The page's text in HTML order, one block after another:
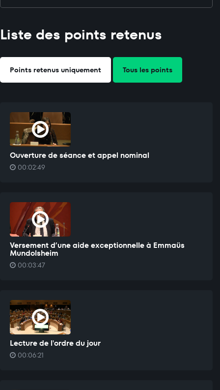
Liste des points retenus
Points retenus uniquement Tous les points
Ouverture de séance et appel nominal
00:02:49
Versement d’une aide exceptionnelle à Emmaüs
Mundolsheim
00:03:47
Lecture de l'ordre du jour
00:06:21